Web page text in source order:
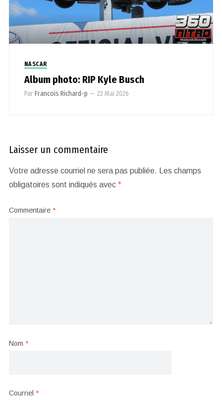
NASCAR
Album photo: RIP Kyle Busch
ParFrancois Richard-p — 22 Mai 2026
Laisser un commentaire
Votre adresse courriel ne sera pas publiée.
Les champs
obligatoires sont indiqués avec *
Commentaire *
Nom *
Courriel *